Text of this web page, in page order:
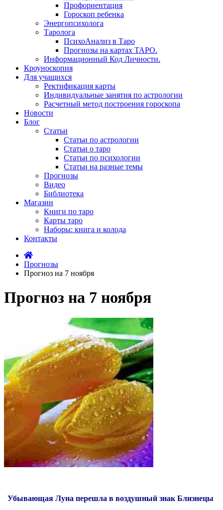
Профориентация
Гороскоп ребенка
Энергопсихолога
Таролога
ПсихоАнализ в Таро
Прогнозы на картах ТАРО.
Информационный Код Личности.
Кроуноскопия
Для учащихся
Ректификация карты
Индивидуальные занятия по астрологии
Расчетный метод построения гороскопа
Новости
Блог
Статьи
Статьи по астрологии
Статьи о таро
Статьи по психологии
Статьи на разные темы
Прогнозы
Видео
Библиотека
Магазин
Книги по таро
Карты таро
Наборы: книга и колода
Контакты
Прогнозы
Прогноз на 7 ноября
Прогноз на 7 ноября
Убывающая Луна перешла в воздушный знак Близнецы